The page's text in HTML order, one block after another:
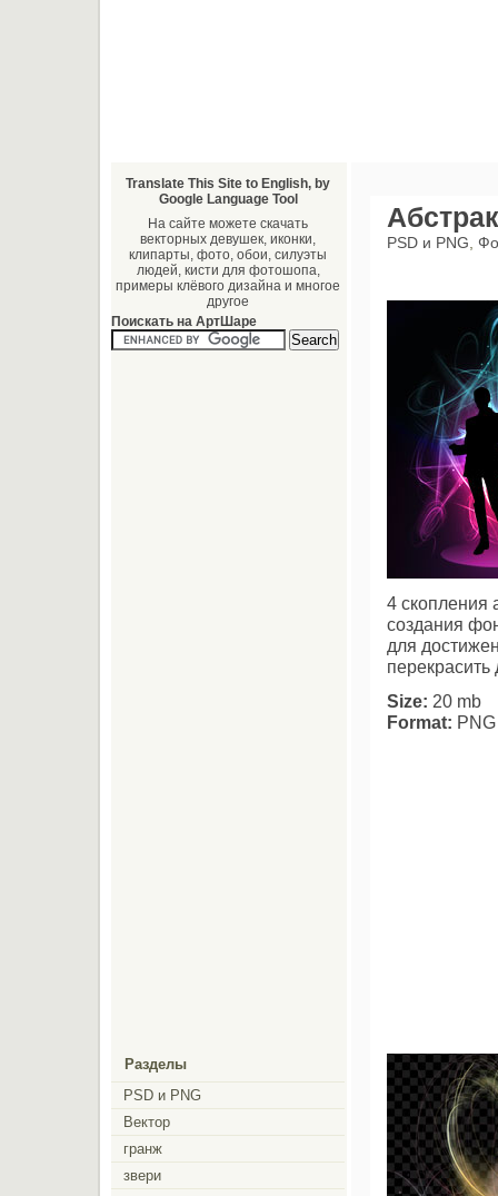
PSD и PNG
4 скопления
создания
для
Size: 20 mb
Format:
Translate This Site to English, by
Google Language Tool
На сайте можете скачать
векторных девушек, иконки,
клипарты, фото, обои, силуэты
людей, кисти для фотошопа,
примеры клёвого дизайна и многое
другое
Поискать на АртШаре
Разделы
PSD и PNG
Вектор
гранж
звери